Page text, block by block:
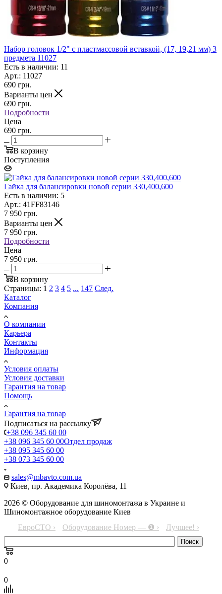
Набор головок 1/2" c пластмассовой вставкой, (17, 19,21 мм) 3
предмета 11027
Есть в наличии: 11
Арт.: 11027
690 грн.
Варианты цен
690 грн.
Подробности
Цена
690 грн.
В корзину
Поступления
Гайка для балансировки новой серии 330,400,600
Есть в наличии: 5
Арт.: 41FF83146
7 950 грн.
Варианты цен
7 950 грн.
Подробности
Цена
7 950 грн.
В корзину
Страницы: 1 2 3 4 5 ... 147 След.
Каталог
Компания
О компании
Карьера
Контакты
Информация
Условия оплаты
Условия доставки
Гарантия на товар
Помощь
Гарантия на товар
Подписаться на рассылку
+38 096 345 60 00
+38 096 345 60 00Отдел продаж
+38 095 345 60 00
+38 073 345 60 00
sales@mbavto.com.ua
Киев, пр. Академика Королёва, 11
2026 © Оборудование для шиномонтажа в Украине и
Шиномонтажное оборудование Киев
ЕвроСТО ›
Оборудование Номер — ❶ › Лучшее! ›
0
0